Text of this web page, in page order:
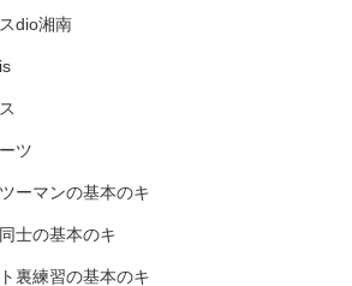
dio湘南
ツ
ーマンの基本のキ
士の基本のキ
裏練習の基本のキ